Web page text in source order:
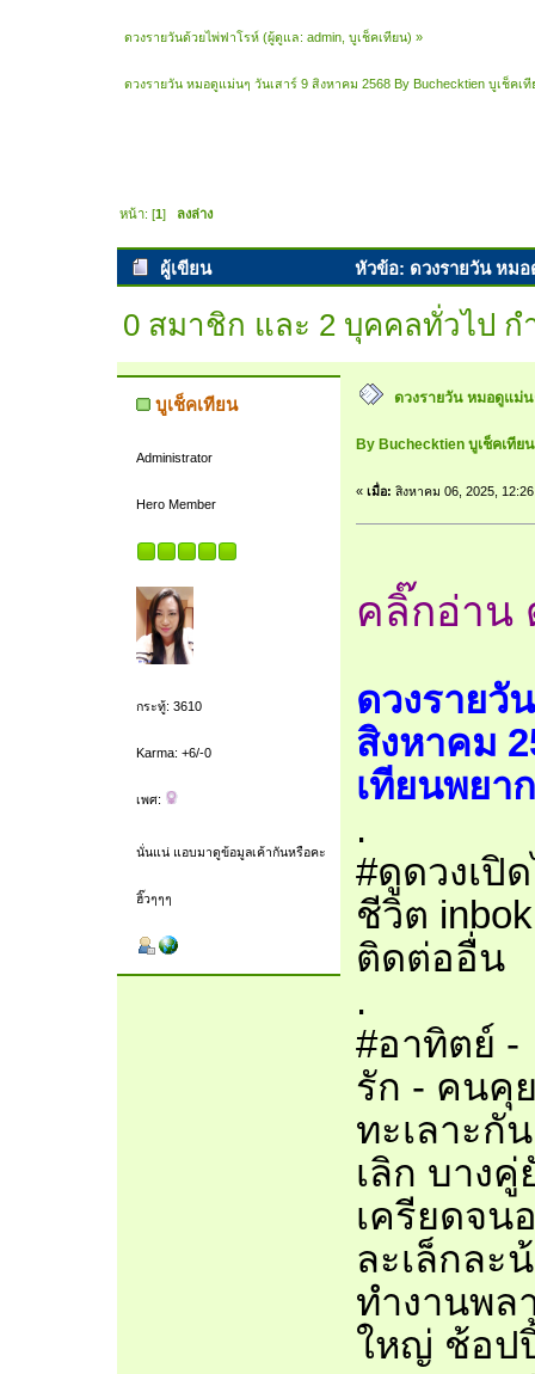
ดวงรายวันด้วยไพ่ฟาโรห์ (ผู้ดูแล:admin,บูเช็คเทียน) »
ดวงรายวัน หมอดูแม่นๆ วันเสาร์ 9 สิงหาคม 2568 By Buchecktien บูเช็คเ
หน้า: [1] ลงล่าง
ผู้เขียน
หัวข้อ: ดวงรายวัน หมอ
0 สมาชิก และ 2 บุคคลทั่วไป
บูเช็คเทียน
Administrator
Hero Member
กระทู้: 3610
Karma: +6/-0
เพศ:
นั่นแน่ แอบมาดูข้อมูลเค้ากันหรือคะ
ฮิ๊วๆๆๆ
ดวงรายวัน หมอดูแม่น
By Buchecktien บูเช็คเที
« เมื่อ: สิงหาคม 06, 2025,
คลิ๊กอ่าน
ดวงรายวั
สิงหาคม
เทียนพยา
.
#ดูดวงเปิ
ชีวิต
ติดต่ออื่น
.
#อาทิตย์
รัก - คนคุ
ทะเลาะกั
เลิก บาง
เครียดจน
ละเล็กละ
ทำงานพล
ใหญ่ ช้อป